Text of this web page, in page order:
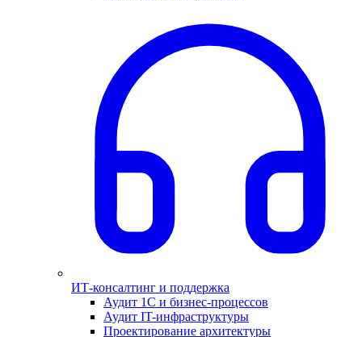
ИТ-консалтинг и поддержка
Аудит 1С и бизнес-процессов
Аудит IT-инфраструктуры
Проектирование архитектуры